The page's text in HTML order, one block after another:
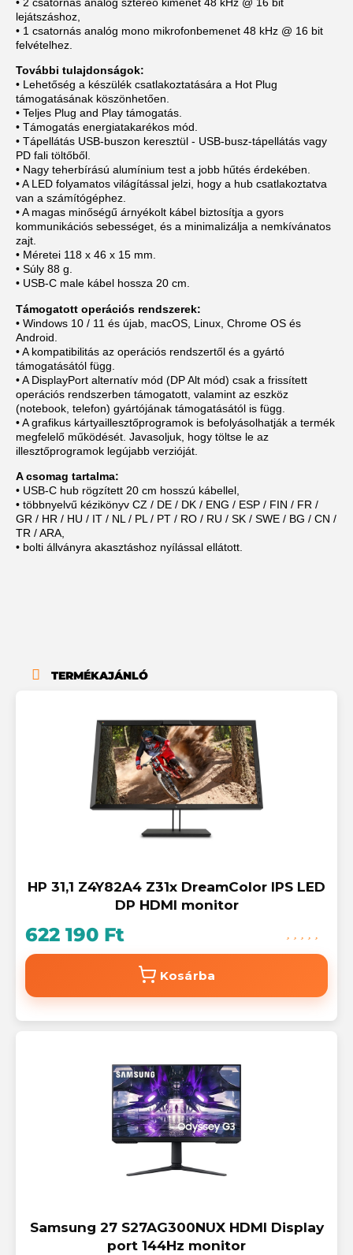
lejátszáshoz,
• 1 csatornás analóg mono mikrofonbemenet 48 kHz @ 16 bit
felvételhez.
További tulajdonságok:
• Lehetőség a készülék csatlakoztatására a Hot Plug
támogatásának köszönhetően.
• Teljes Plug and Play támogatás.
• Támogatás energiatakarékos mód.
• Tápellátás USB-buszon keresztül - USB-busz-tápellátás vagy
PD fali töltőből.
• Nagy teherbírású alumínium test a jobb hűtés érdekében.
• A LED folyamatos világítással jelzi, hogy a hub csatlakoztatva
van a számítógéphez.
• A magas minőségű árnyékolt kábel biztosítja a gyors
kommunikációs sebességet, és a minimalizálja a nemkívánatos
zajt.
• Méretei 118 x 46 x 15 mm.
• Súly 88 g.
• USB-C male kábel hossza 20 cm.
Támogatott operációs rendszerek:
• Windows 10 / 11 és újab, macOS, Linux, Chrome OS és
Android.
• A kompatibilitás az operációs rendszertől és a gyártó
támogatásától függ.
• A DisplayPort alternatív mód (DP Alt mód) csak a frissített
operációs rendszerben támogatott, valamint az eszköz
(notebook, telefon) gyártójának támogatásától is függ.
• A grafikus kártyaillesztőprogramok is befolyásolhatják a termék
megfelelő működését. Javasoljuk, hogy töltse le az
illesztőprogramok legújabb verzióját.
A csomag tartalma:
• USB-C hub rögzített 20 cm hosszú kábellel,
• többnyelvű kézikönyv CZ / DE / DK / ENG / ESP / FIN / FR /
GR / HR / HU / IT / NL / PL / PT / RO / RU / SK / SWE / BG / CN /
TR / ARA,
• bolti állványra akasztáshoz nyílással ellátott.
TERMÉKAJÁNLÓ
HP 31,1 Z4Y82A4 Z31x DreamColor IPS LED
DP HDMI monitor
622 190 Ft
Kosárba
Samsung 27 S27AG300NUX HDMI Display
port 144Hz monitor